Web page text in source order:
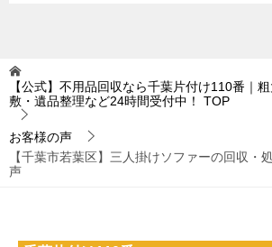
【公式】不用品回収なら千葉片付け110番｜
敷・遺品整理など24時間受付中！
TOP
お客様の声
【千葉市若葉区】三人掛けソファーの回収
声